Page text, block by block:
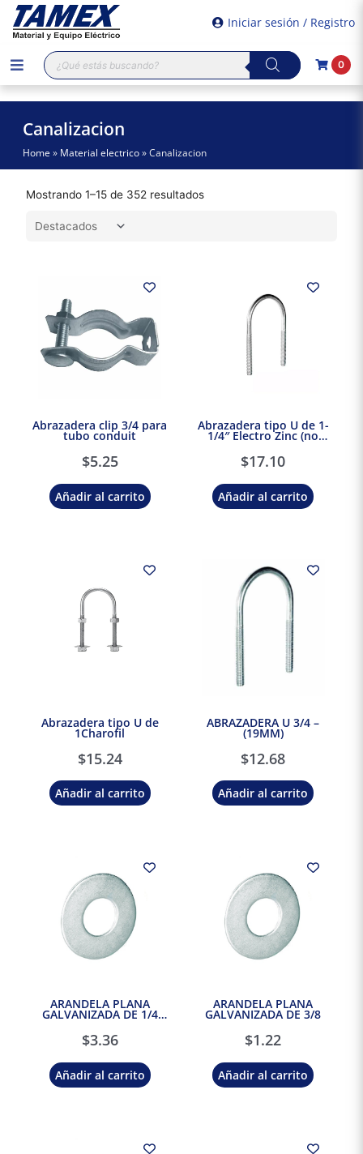
Iniciar sesión / Registro
Búsqueda
de
productos
0
Canalizacion
Home » Material electrico »Canalizacion
Mostrando 1–15 de 352 resultados
Abrazadera clip 3/4 para
tubo conduit
$5.25
Añadir al carrito
Abrazadera tipo U de 1-
1/4″ Electro Zinc (no
incluye tuercas) Charofil
$17.10
Añadir al carrito
Abrazadera tipo U de
1Charofil
$15.24
Añadir al carrito
ABRAZADERA U 3/4 –
(19MM)
$12.68
Añadir al carrito
ARANDELA PLANA
GALVANIZADA DE 1/4
$3.36
Añadir al carrito
ARANDELA PLANA
GALVANIZADA DE 3/8
$1.22
Añadir al carrito